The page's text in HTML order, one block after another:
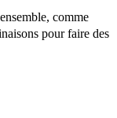
comme
pour faire des